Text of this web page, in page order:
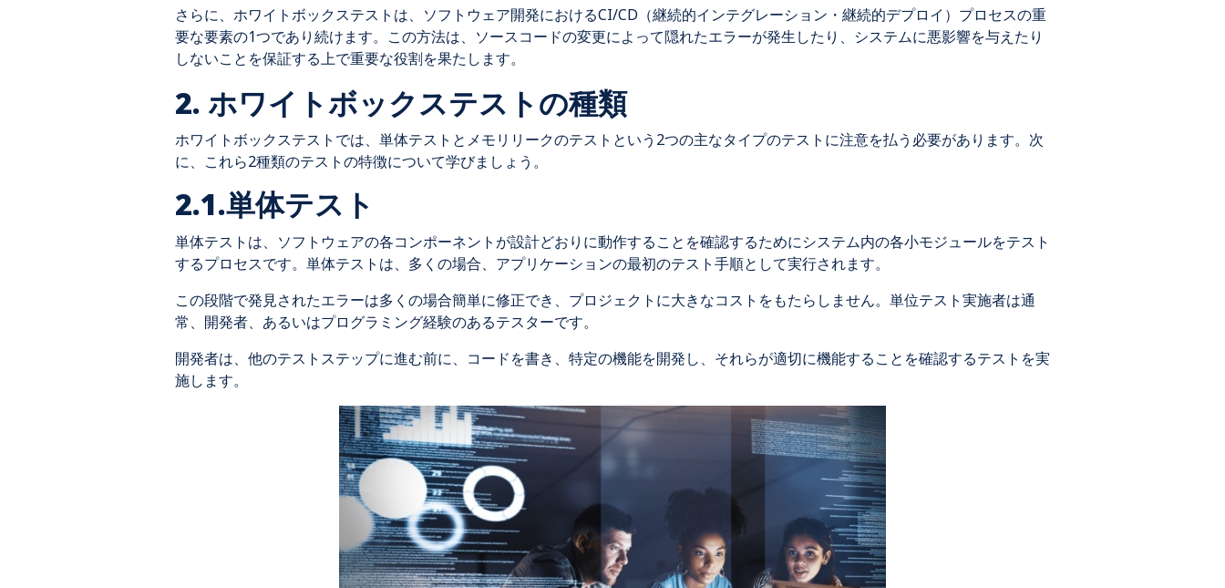
さらに、ホワイトボックステストは、ソフトウェア開発におけるCI/CD（継続的インテグレーション・継続的デプロイ）プロセスの重
要な要素の1つであり続けます。この方法は、ソースコードの変更によって隠れたエラーが発生したり、システムに悪影響を与えたり
しないことを保証する上で重要な役割を果たします。
2. ホワイトボックステストの種類
ホワイトボックステストでは、単体テストとメモリリークのテストという2つの主なタイプのテストに注意を払う必要があります。次
に、これら2種類のテストの特徴について学びましょう。
2.1.単体テスト
単体テストは、ソフトウェアの各コンポーネントが設計どおりに動作することを確認するためにシステム内の各小モジュールをテスト
するプロセスです。単体テストは、多くの場合、アプリケーションの最初のテスト手順として実行されます。
この段階で発見されたエラーは多くの場合簡単に修正でき、プロジェクトに大きなコストをもたらしません。単位テスト実施者は通
常、開発者、あるいはプログラミング経験のあるテスターです。
開発者は、他のテストステップに進む前に、コードを書き、特定の機能を開発し、それらが適切に機能することを確認するテストを実
施します。